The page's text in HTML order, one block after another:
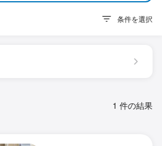
条件を選択
1 件の結果